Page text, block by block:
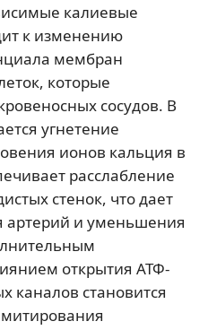
калиевые
к изменению
мембран
которые
сосудов. В
угнетение
ионов кальция в
расслабление
стенок, что дает
артерий и уменьшения
открытия АТФ-
каналов становится